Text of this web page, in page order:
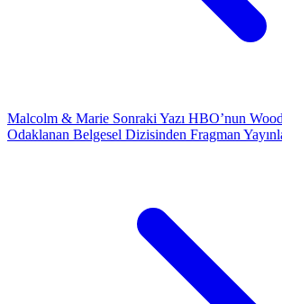
Malcolm & Marie Sonraki Yazı HBO’nun
Odaklanan Belgesel Dizisinden Fragman